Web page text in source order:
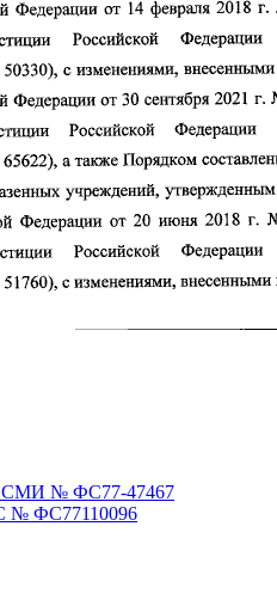
СМИ № ФС77-47467
№ ФС77110096